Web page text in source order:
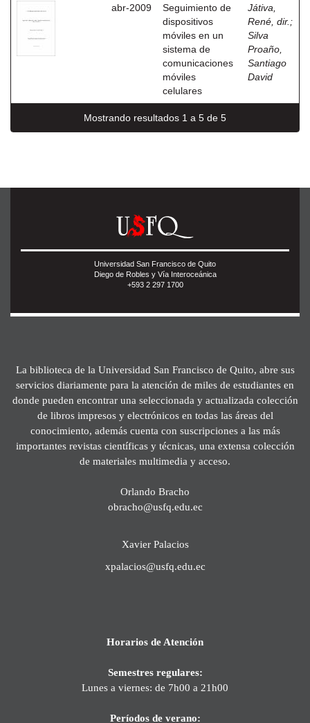
abr-2009
Seguimiento de
dispositivos
móviles en un
sistema de
comunicaciones
móviles
celulares
Játiva,
René, dir. ;
Silva
Proaño,
Santiago
David
Mostrando resultados 1 a 5 de 5
Universidad San Francisco de Quito
Diego de Robles y Vía Interoceánica
+593 2 297 1700
La biblioteca de la Universidad San Francisco de Quito, abre sus
servicios diariamente para la atención de miles de estudiantes en
donde pueden encontrar una seleccionada y actualizada colección
de libros impresos y electrónicos en todas las áreas del
conocimiento, además cuenta con suscripciones a las más
importantes revistas científicas y técnicas, una extensa colección
de materiales multimedia y acceso.
Orlando Bracho
obracho@usfq.edu.ec
Xavier Palacios
xpalacios@usfq.edu.ec
Horarios de Atención
Semestres regulares:
Lunes a viernes: de 7h00 a 21h00
Períodos de verano: